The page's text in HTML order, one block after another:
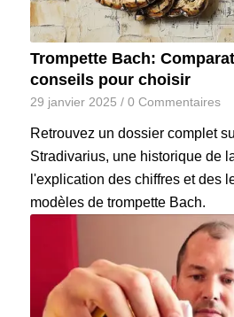
Trompette Bach:
conseils pour choisir
29 janvier 2025 / 0 Commentaires
Retrouvez un dossier complet
Stradivarius, une historique de
l'explication des chiffres et des
modèles de trompette Bach.